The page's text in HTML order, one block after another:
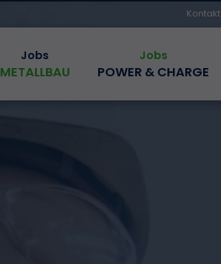
Kontakt
METALLBAU POWER & CHARGE